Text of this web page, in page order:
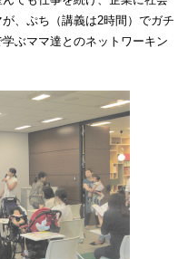
、ぷち（講義は2時間）でガチ
ぶママ達とのネットワーキン